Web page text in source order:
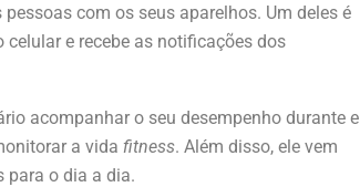
com os seus aparelhos. Um deles é
celular e recebe as notificações dos
acompanhar o seu desempenho durante e
a vida fitness. Além disso, ele vem
para o dia a dia.